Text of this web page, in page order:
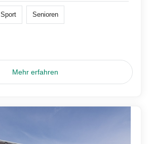
Sport Senioren
Mehr erfahren